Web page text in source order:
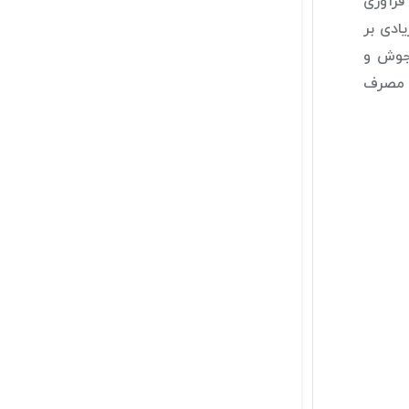
بر
جوش و
مصرف